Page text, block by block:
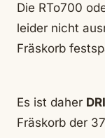
Die RTo700
leider nicht
Fräskorb
Es ist daher
Fräskorb der